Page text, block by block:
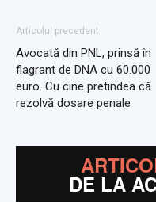
Articolul precedent
Avocată din PNL, prinsă în
flagrant de DNA cu 60.000
euro. Cu cine pretindea că
rezolvă dosare penale
DE LA